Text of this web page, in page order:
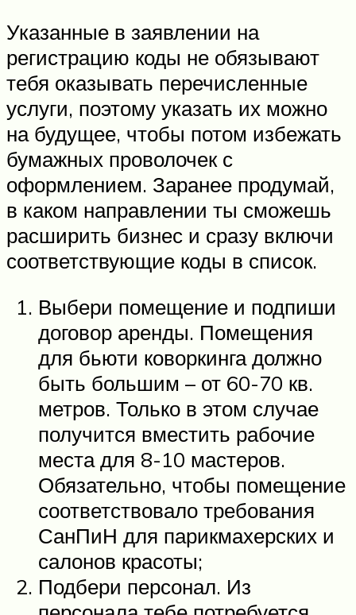
Указанные в заявлении на
регистрацию коды не обязывают
тебя оказывать перечисленные
услуги, поэтому указать их можно
на будущее, чтобы потом избежать
бумажных проволочек с
оформлением. Заранее продумай,
в каком направлении ты сможешь
расширить бизнес и сразу включи
соответствующие коды в список.
Выбери помещение и подпиши
договор аренды. Помещения
для бьюти коворкинга должно
быть большим – от 60-70 кв.
метров. Только в этом случае
получится вместить рабочие
места для 8-10 мастеров.
Обязательно, чтобы помещение
соответствовало требования
СанПиН для парикмахерских и
салонов красоты;
Подбери персонал. Из